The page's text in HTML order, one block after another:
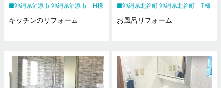
沖縄県浦添市 沖縄県浦添市 H様
キッチンのリフォーム
沖縄県北谷町 沖縄県北谷町 T様
お風呂リフォーム